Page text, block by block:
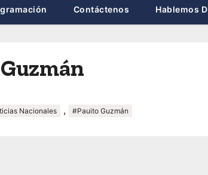
Contáctenos Hablemos D
Nacionales , #Pauito Guzmán